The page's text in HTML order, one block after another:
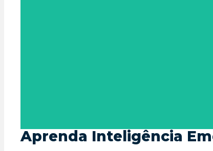
Ahhh… o lugar onde propósito e ação
Aprenda Inteligência